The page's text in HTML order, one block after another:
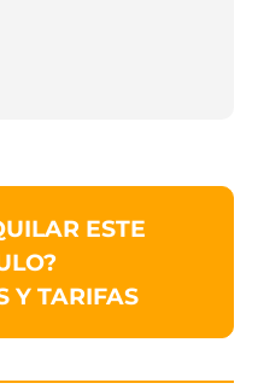
ESTE
Y TARIFAS